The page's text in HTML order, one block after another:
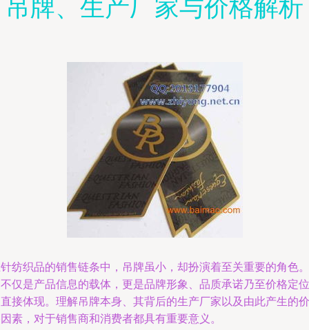
吊牌、生产厂家与价格解析
纺织品的销售链条中，吊牌虽小，却扮演着至关重要的角色。
仅是产品信息的载体，更是品牌形象、品质承诺乃至价格定位
接体现。理解吊牌本身、其背后的生产厂家以及由此产生的价
素，对于销售商和消费者都具有重要意义。